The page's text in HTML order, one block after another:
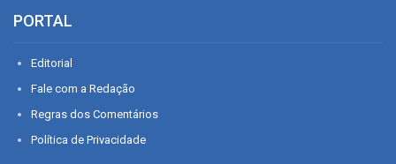
PORTAL
Editorial
Fale com a Redação
Regras dos Comentários
Política de Privacidade